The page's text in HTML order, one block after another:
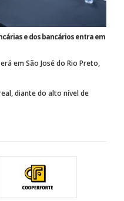
e dos bancários entra em
em São José do Rio Preto,
diante do alto nível de